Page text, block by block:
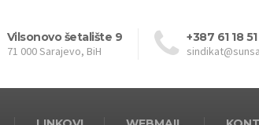
Vilsonovo šetalište 9
71 000 Sarajevo, BiH
+387 61 18